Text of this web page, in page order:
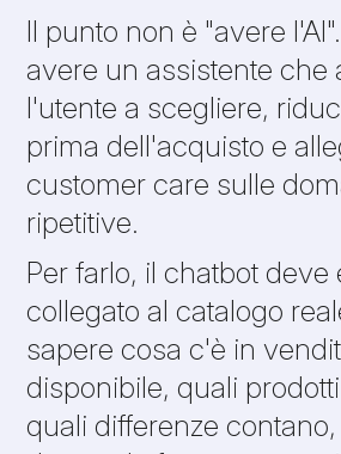
Il punto non è "avere
avere un assistente che
l'utente a scegliere,
prima dell'acquisto e
customer care sulle
ripetitive.
Per farlo, il chatbot deve
collegato al catalogo
sapere cosa c'è in
disponibile, quali
quali differenze